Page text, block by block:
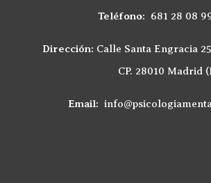
Teléfono: 681 28 08
Dirección: Calle Santa Engracia
CP. 28010 Madrid
Email: